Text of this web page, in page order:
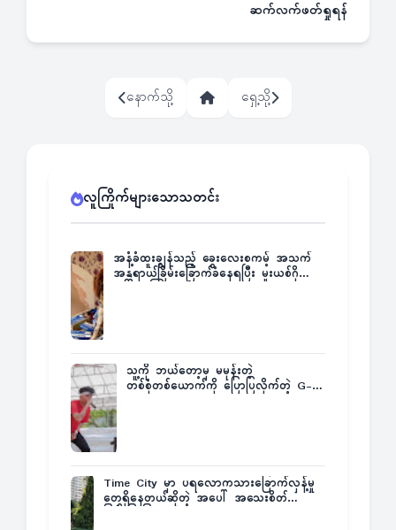
ဆက်လက်ဖတ်ရှုရန်
နောက်သို့ ရှေ့သို့
လူကြိုက်များသောသတင်း
အနံ့ခံထူးချွန်သည့် ခွေးလေးစကမ့် အသက်
အန္တရာယ်ခြိမ်းခြောက်ခံနေရပြီး မူးယစ်ဂိုဏ်း
သူ့ကို ဘယ်တော့မှ မမုန်းတဲ့
တစ်စုံတစ်ယောက်ကို ပြောပြလိုက်တဲ့ G-
Time City မှာ ပရလောကသားခြောက်လှန့်မှု
တွေရှိနေတယ်ဆိုတဲ့ အပေါ် အသေးစိတ်